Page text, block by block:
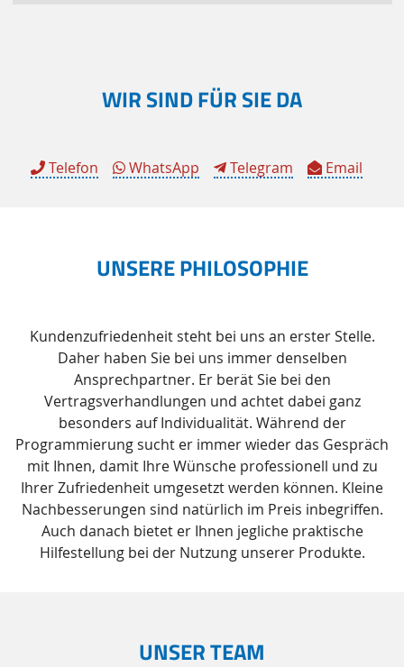
WIR SIND FÜR SIE DA
Telefon WhatsApp Telegram Email
UNSERE PHILOSOPHIE
Kundenzufriedenheit steht bei uns an erster Stelle.
Daher haben Sie bei uns immer denselben
Ansprechpartner. Er berät Sie bei den
Vertragsverhandlungen und achtet dabei ganz
besonders auf Individualität. Während der
Programmierung sucht er immer wieder das Gespräch
mit Ihnen, damit Ihre Wünsche professionell und zu
Ihrer Zufriedenheit umgesetzt werden können. Kleine
Nachbesserungen sind natürlich im Preis inbegriffen.
Auch danach bietet er Ihnen jegliche praktische
Hilfestellung bei der Nutzung unserer Produkte.
UNSER TEAM